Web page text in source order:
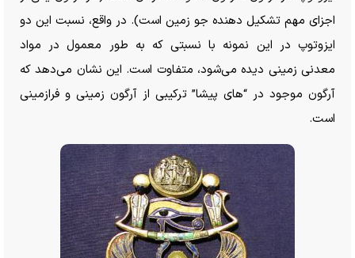
اجزای مهم تشکیل دهنده جو زمین است). در واقع، نسبت این دو
ایزوتوپ در این نمونه با نسبتی که به طور معمول در مواد
معدنی زمینی دیده می‌شود، متفاوت است. این نشان می‌دهد که
آرگون موجود در “های پیشا” ترکیبی از آرگون زمینی و فرازمینی
است.